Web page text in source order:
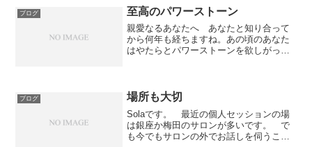
ディロッカポップ・ノッパラッタナラー
チャタニーブリーロム・ウ...
ブログ 至高のパワーストーン
親愛なるあなたへ あなたと知り合って
から何年も経ちますね。あの頃のあなた
はやたらとパワーストーンを欲しがって
した。辛いことばかりの毎...
ブログ 場所も大切
Solaです。 最近の個人セッションの場
は銀座か梅田のサロンが多いです。 で
も今でもサロンの外でお話しを伺うこと